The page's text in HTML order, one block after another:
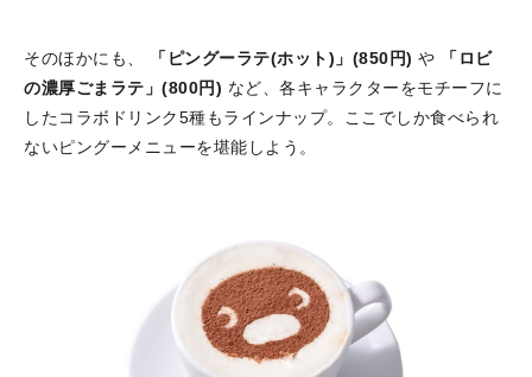
そのほかにも、 「ピングーラテ(ホット)」(850円) や
「ロビ
の濃厚ごまラテ」(800円) など、各キャラクターをモチーフに
したコラボドリンク5種もラインナップ。ここでしか食べられ
ないピングーメニューを堪能しよう。